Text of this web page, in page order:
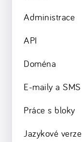
Administrace
API
Doména
E-maily a SMS
Práce s bloky
Jazykové verze